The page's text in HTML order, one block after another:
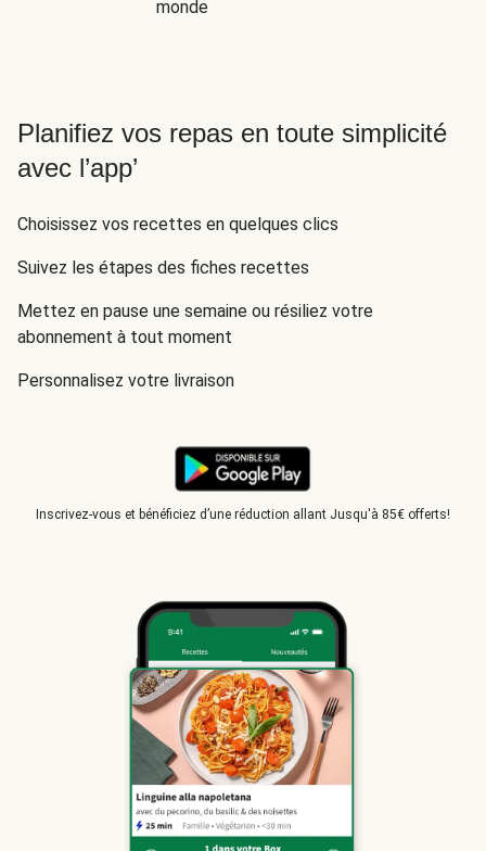
monde
Planifiez vos repas en toute simplicité
avec l’app’
Choisissez vos recettes en quelques clics
Suivez les étapes des fiches recettes
Mettez en pause une semaine ou résiliez votre
abonnement à tout moment
Personnalisez votre livraison
Inscrivez-vous et bénéficiez d’une réduction allant Jusqu'à 85€ offerts!